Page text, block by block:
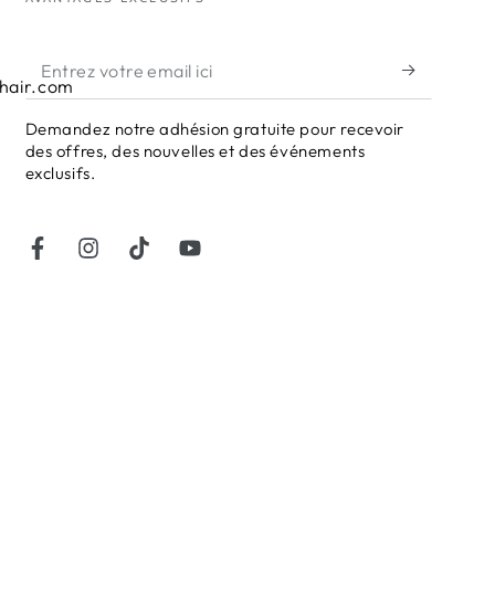
Entrez
votre
email
ici
Demandez notre adhésion gratuite pour recevoir
des offres, des nouvelles et des événements
exclusifs.
FacebookInstagramTikTokYouTube